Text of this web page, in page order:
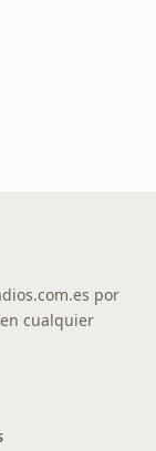
por
cualquier